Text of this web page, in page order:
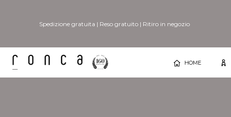
Spedizione gratuita | Reso gratuito| Ritiro in negozio
HOME